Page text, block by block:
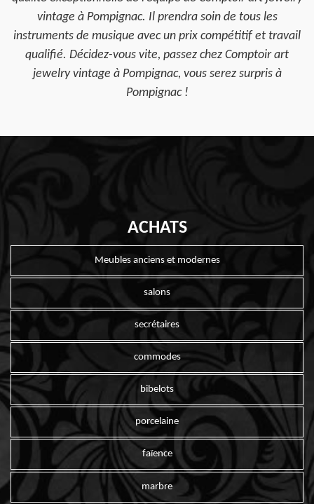
vintage à Pompignac. Il prendra soin de tous les
instruments de musique avec un prix compétitif et travail
qualifié. Décidez-vous vite, passez chez Comptoir art
jewelry vintage à Pompignac, vous serez surpris à
Pompignac !
ACHATS
Meubles anciens et modernes
salons
secrétaires
commodes
bibelots
porcelaine
faïence
marbre